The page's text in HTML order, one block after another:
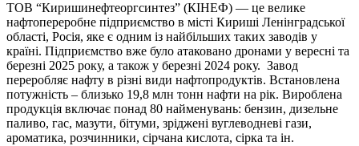
ТОВ “Киришинефтеоргсинтез” (КІНЕФ) — це велике
нафтопереробне підприємство в місті Кириші Ленінградської
області, Росія, яке є одним із найбільших таких заводів у
країні. Підприємство вже було атаковано дронами у вересні та
березні 2025 року, а також у березні 2024 року. Завод
переробляє нафту в різні види нафтопродуктів. Встановлена
потужність – близько 19,8 млн тонн нафти на рік. Вироблена
продукція включає понад 80 найменувань: бензин, дизельне
паливо, гас, мазути, бітуми, зріджені вуглеводневі гази,
ароматика, розчинники, сірчана кислота, сірка та ін.